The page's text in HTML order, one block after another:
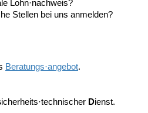
Lohn·nachweis?
Stellen bei uns anmelden?
Beratungs·angebot.
icherheits·technischer Dienst.